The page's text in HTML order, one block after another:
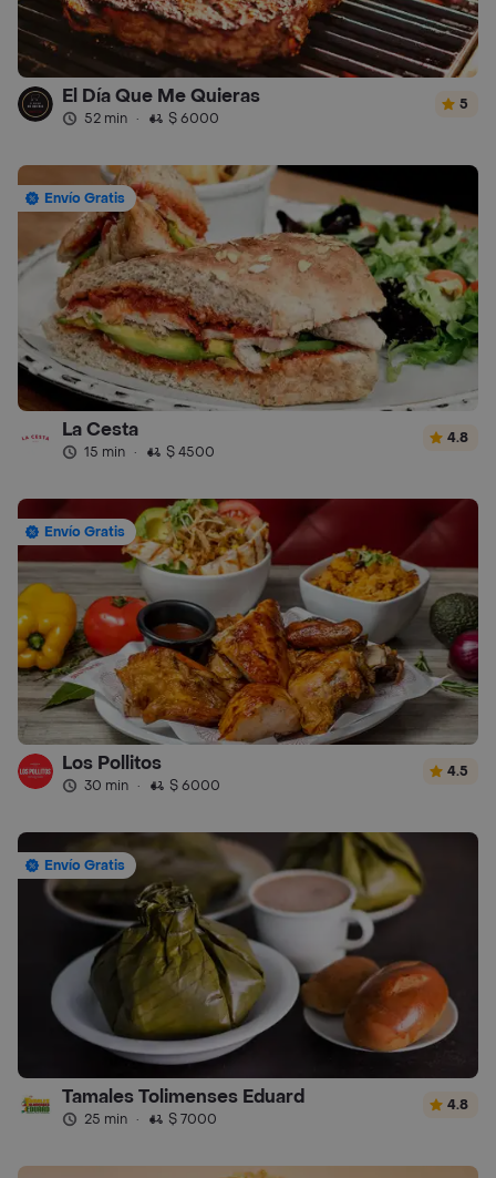
El Día Que Me Quieras
52 min · $ 6000
5
Envío Gratis
La Cesta
15 min · $ 4500
4.8
Envío Gratis
Los Pollitos
30 min · $ 6000
4.5
Envío Gratis
Tamales Tolimenses Eduard
25 min · $ 7000
4.8